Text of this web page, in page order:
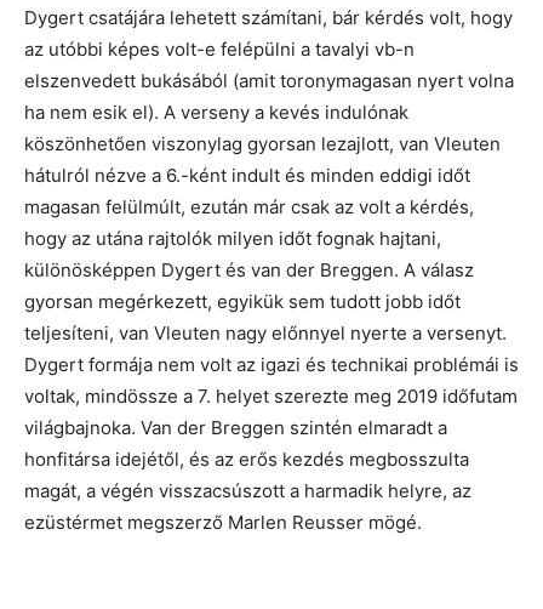
Dygert csatájára lehetett számítani, bár kérdés volt, hogy
az utóbbi képes volt-e felépülni a tavalyi vb-n
elszenvedett bukásából (amit toronymagasan nyert volna
ha nem esik el). A verseny a kevés indulónak
köszönhetően viszonylag gyorsan lezajlott, van Vleuten
hátulról nézve a 6.-ként indult és minden eddigi időt
magasan felülmúlt, ezután már csak az volt a kérdés,
hogy az utána rajtolók milyen időt fognak hajtani,
különösképpen Dygert és van der Breggen. A válasz
gyorsan megérkezett, egyikük sem tudott jobb időt
teljesíteni, van Vleuten nagy előnnyel nyerte a versenyt.
Dygert formája nem volt az igazi és technikai problémái is
voltak, mindössze a 7. helyet szerezte meg 2019 időfutam
világbajnoka. Van der Breggen szintén elmaradt a
honfitársa idejétől, és az erős kezdés megbosszulta
magát, a végén visszacsúszott a harmadik helyre, az
ezüstérmet megszerző Marlen Reusser mögé.